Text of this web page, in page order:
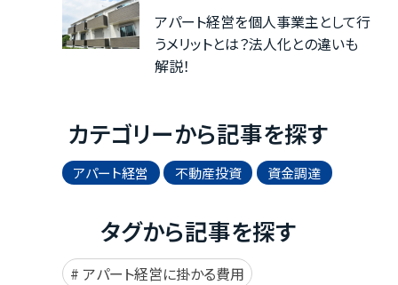
アパート経営を個人事業主として行
うメリットとは？法人化との違いも
解説！
カテゴリーから記事を探す
アパート経営 不動産投資 資金調達
タグから記事を探す
アパート経営に掛かる費用